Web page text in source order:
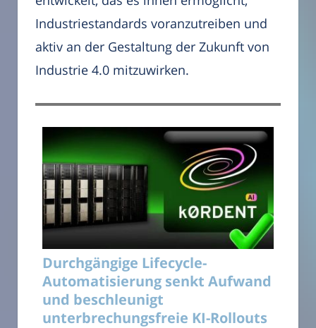
Industriestandards voranzutreiben und
aktiv an der Gestaltung der Zukunft von
Industrie 4.0 mitzuwirken.
Durchgängige Lifecycle-
Automatisierung senkt Aufwand
und beschleunigt
unterbrechungsfreie KI-Rollouts